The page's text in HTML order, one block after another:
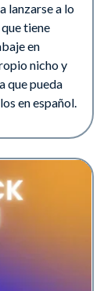
lanzarse a lo
tiene
en
nicho y
que pueda
en español.